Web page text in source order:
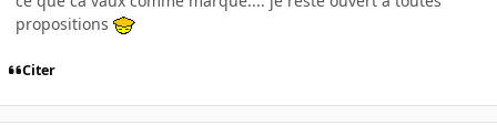
propositions
Citer